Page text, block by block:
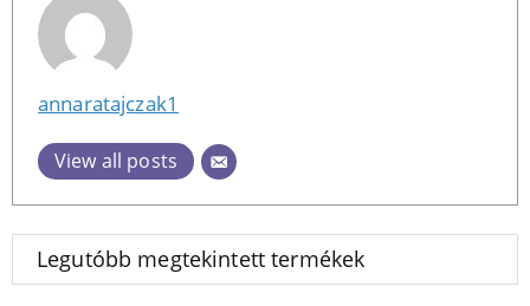
annaratajczak1
View all posts
Legutóbb megtekintett termékek